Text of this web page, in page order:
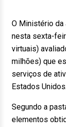
O Ministério da
nesta sexta-
virtuais)
milhões) que
serviços de
Estados Unidos.
Segundo a
elementos